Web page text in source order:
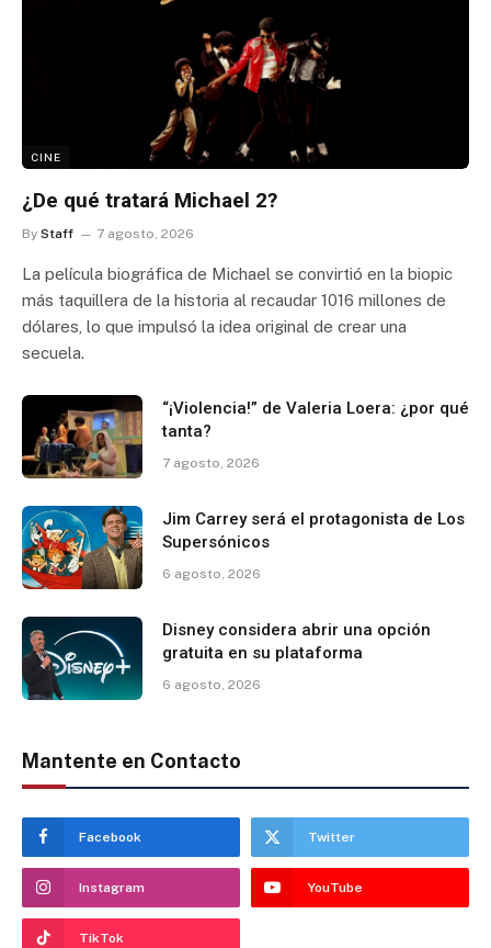
CINE
¿De qué tratará Michael 2?
By Staff 7 agosto, 2026
La película biográfica de Michael se convirtió en la biopic
más taquillera de la historia al recaudar 1016 millones de
dólares, lo que impulsó la idea original de crear una
secuela.
“¡Violencia!” de Valeria Loera: ¿por qué
tanta?
7 agosto, 2026
Jim Carrey será el protagonista de Los
Supersónicos
6 agosto, 2026
Disney considera abrir una opción
gratuita en su plataforma
6 agosto, 2026
Mantente en Contacto
Facebook Twitter
Instagram YouTube
TikTok